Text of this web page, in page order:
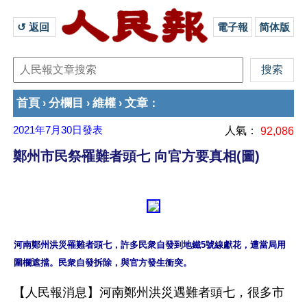
↺ 返回 電子報 简体版
首頁 › 分欄目 › 維權 › 文章 ：
2021年7月30日發表 人氣： 92,086
鄭州市民祭罹難者頭七 向官方要真相(圖)
河南鄭州洪災罹難者頭七，許多民衆自發到地鐵5號線獻花，遭當局用
【人民報消息】河南鄭州洪災遇難者頭七，很多市